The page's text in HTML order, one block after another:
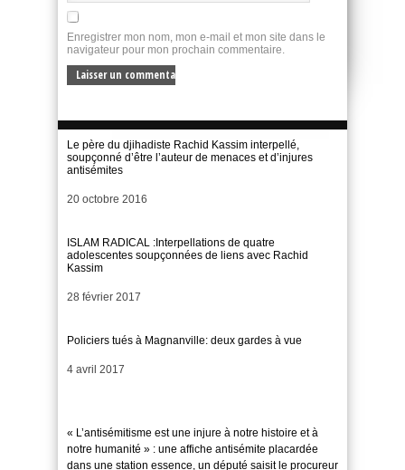
Enregistrer mon nom, mon e-mail et mon site dans le
navigateur pour mon prochain commentaire.
Le père du djihadiste Rachid Kassim interpellé,
soupçonné d’être l’auteur de menaces et d’injures
antisémites
Date
20 octobre 2016
ISLAM RADICAL :Interpellations de quatre
adolescentes soupçonnées de liens avec Rachid
Kassim
Date
28 février 2017
Policiers tués à Magnanville: deux gardes à vue
Date
4 avril 2017
« L’antisémitisme est une injure à notre histoire et à
notre humanité » : une affiche antisémite placardée
dans une station essence, un député saisit le procureur